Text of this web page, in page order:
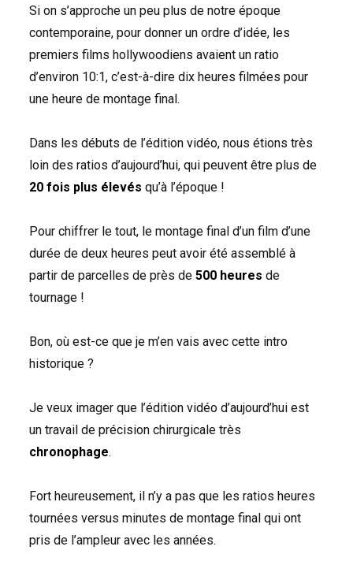
Si on s’approche un peu plus de notre époque
contemporaine, pour donner un ordre d’idée, les
premiers films hollywoodiens avaient un ratio
d’environ 10:1, c’est-à-dire dix heures filmées pour
une heure de montage final.
Dans les débuts de l’édition vidéo, nous étions très
loin des ratios d’aujourd’hui, qui peuvent être plus de
20 fois plus élevés qu’à l’époque !
Pour chiffrer le tout, le montage final d’un film d’une
durée de deux heures peut avoir été assemblé à
partir de parcelles de près de 500 heures de
tournage !
Bon, où est-ce que je m’en vais avec cette intro
historique ?
Je veux imager que l’édition vidéo d’aujourd’hui est
un travail de précision chirurgicale très
chronophage.
Fort heureusement, il n’y a pas que les ratios heures
tournées versus minutes de montage final qui ont
pris de l’ampleur avec les années.